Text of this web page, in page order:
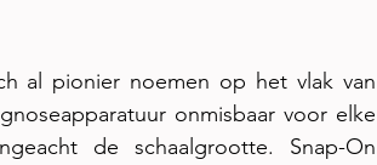
al pionier noemen op het vlak van
onmisbaar voor elke
de schaalgrootte. Snap-On